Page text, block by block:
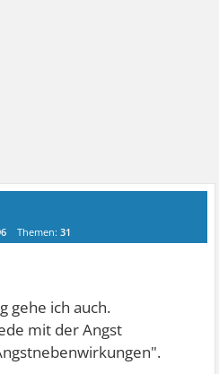
Themen:31
gehe ich auch.
mit der Angst